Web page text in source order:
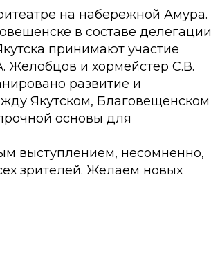
на набережной Амура.
в составе делегации
принимают участие
Желобцов и хормейстер С.В.
развитие и
Якутском, Благовещенском
основы для
выступлением, несомненно,
зрителей. Желаем новых